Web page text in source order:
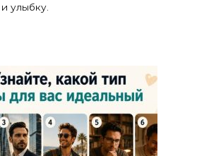
улыбку.